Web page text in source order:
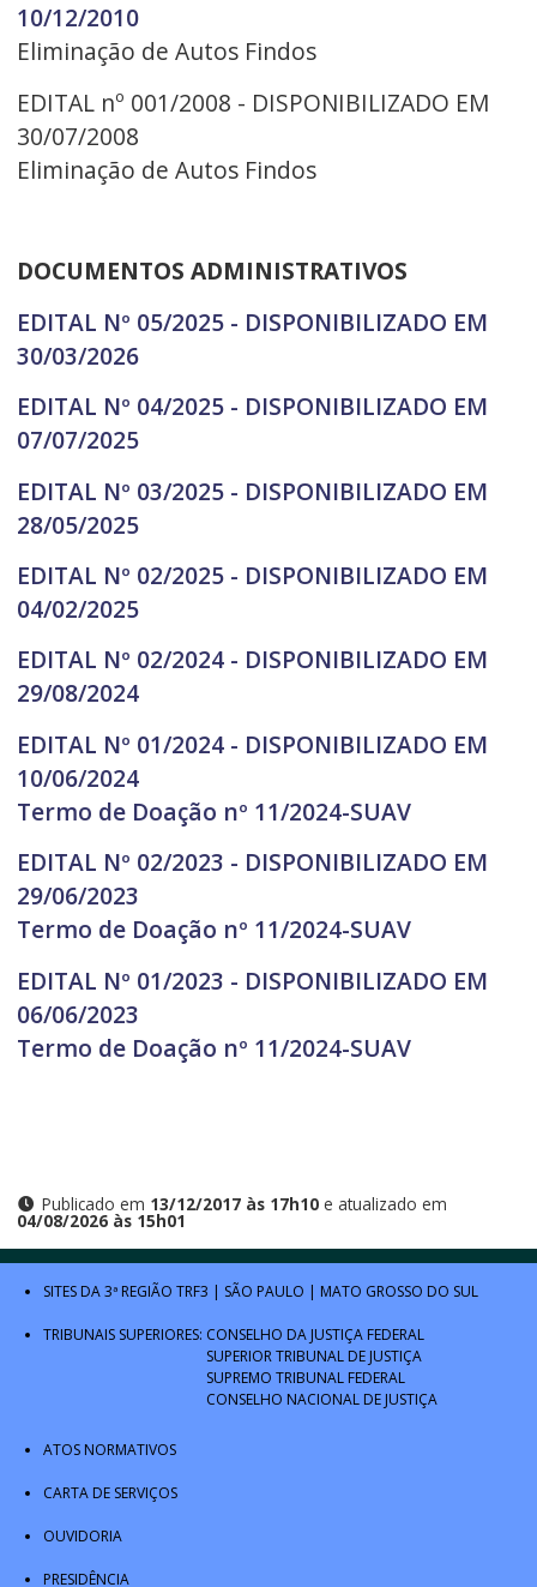
10/12/2010
Eliminação de Autos Findos
EDITAL nº 001/2008 - DISPONIBILIZADO EM
30/07/2008
Eliminação de Autos Findos
DOCUMENTOS ADMINISTRATIVOS
EDITAL Nº 05/2025 - DISPONIBILIZADO EM
30/03/2026
EDITAL Nº 04/2025 - DISPONIBILIZADO EM
07/07/2025
EDITAL Nº 03/2025 - DISPONIBILIZADO EM
28/05/2025
EDITAL Nº 02/2025 - DISPONIBILIZADO EM
04/02/2025
EDITAL Nº 02/2024 - DISPONIBILIZADO EM
29/08/2024
EDITAL Nº 01/2024 - DISPONIBILIZADO EM
10/06/2024
Termo de Doação nº 11/2024-SUAV
EDITAL Nº 02/2023 - DISPONIBILIZADO EM
29/06/2023
Termo de Doação nº 11/2024-SUAV
EDITAL Nº 01/2023 - DISPONIBILIZADO EM
06/06/2023
Termo de Doação nº 11/2024-SUAV
Publicado em 13/12/2017 às 17h10e atualizado em
04/08/2026 às 15h01
SITES DA 3ª REGIÃO TRF3 | SÃO PAULO | MATO GROSSO DO SUL
TRIBUNAIS SUPERIORES: CONSELHO DA JUSTIÇA FEDERAL
SUPERIOR TRIBUNAL DE JUSTIÇA
SUPREMO TRIBUNAL FEDERAL
CONSELHO NACIONAL DE JUSTIÇA
ATOS NORMATIVOS
CARTA DE SERVIÇOS
OUVIDORIA
PRESIDÊNCIA